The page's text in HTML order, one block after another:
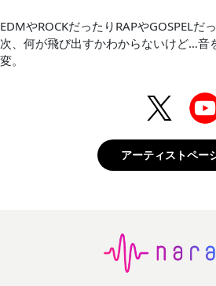
EDMやROCKだったりRAPやGOSPELだ
次、何が飛び出すかわからないけど…音
変。
アーティストペー